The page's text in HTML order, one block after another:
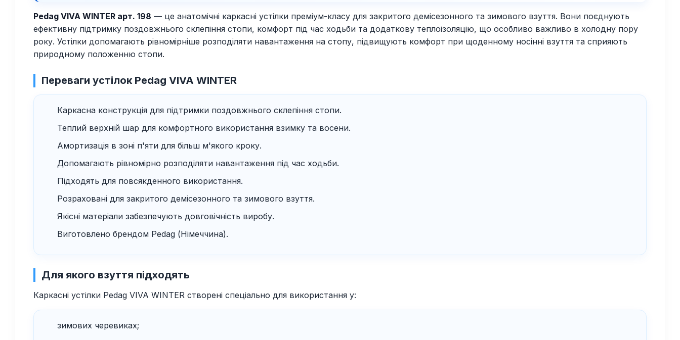
Pedag VIVA WINTER арт. 198 — це анатомічні каркасні устілки преміум-класу для закритого демісезонного та зимового взуття. Вони поєднують
ефективну підтримку поздовжнього склепіння стопи, комфорт під час ходьби та додаткову теплоізоляцію, що особливо важливо в холодну пору
року. Устілки допомагають рівномірніше розподіляти навантаження на стопу, підвищують комфорт при щоденному носінні взуття та сприяють
природному положенню стопи.
Переваги устілок Pedag VIVA WINTER
Каркасна конструкція для підтримки поздовжнього склепіння стопи.
Теплий верхній шар для комфортного використання взимку та восени.
Амортизація в зоні п'яти для більш м'якого кроку.
Допомагають рівномірно розподіляти навантаження під час ходьби.
Підходять для повсякденного використання.
Розраховані для закритого демісезонного та зимового взуття.
Якісні матеріали забезпечують довговічність виробу.
Виготовлено брендом Pedag (Німеччина).
Для якого взуття підходять
Каркасні устілки Pedag VIVA WINTER створені спеціально для використання у:
зимових черевиках;